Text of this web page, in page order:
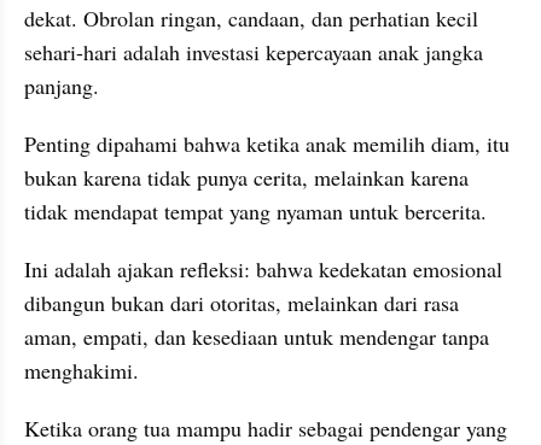
dekat. Obrolan ringan, candaan, dan perhatian kecil
sehari-hari adalah investasi kepercayaan anak jangka
panjang.
Penting dipahami bahwa ketika anak memilih diam, itu
bukan karena tidak punya cerita, melainkan karena
tidak mendapat tempat yang nyaman untuk bercerita.
Ini adalah ajakan refleksi: bahwa kedekatan emosional
dibangun bukan dari otoritas, melainkan dari rasa
aman, empati, dan kesediaan untuk mendengar tanpa
menghakimi.
Ketika orang tua mampu hadir sebagai pendengar yang